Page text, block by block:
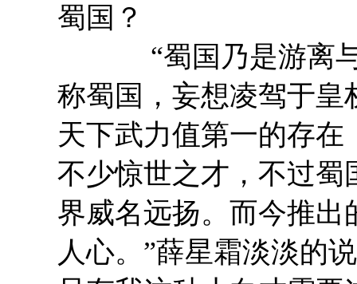
蜀国？
“蜀国乃是游离与
称蜀国，妄想凌驾于皇
天下武力值第一的存
不少惊世之才，不过蜀
界威名远扬。而今推
人心。”薛星霜淡淡的